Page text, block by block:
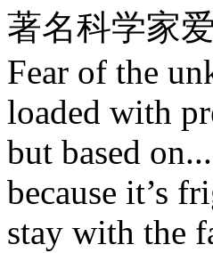
著名科学家
Fear of the
loaded with
but based
because it’s
stay with the